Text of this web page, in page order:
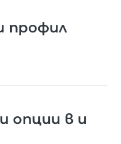
профил
опции в и